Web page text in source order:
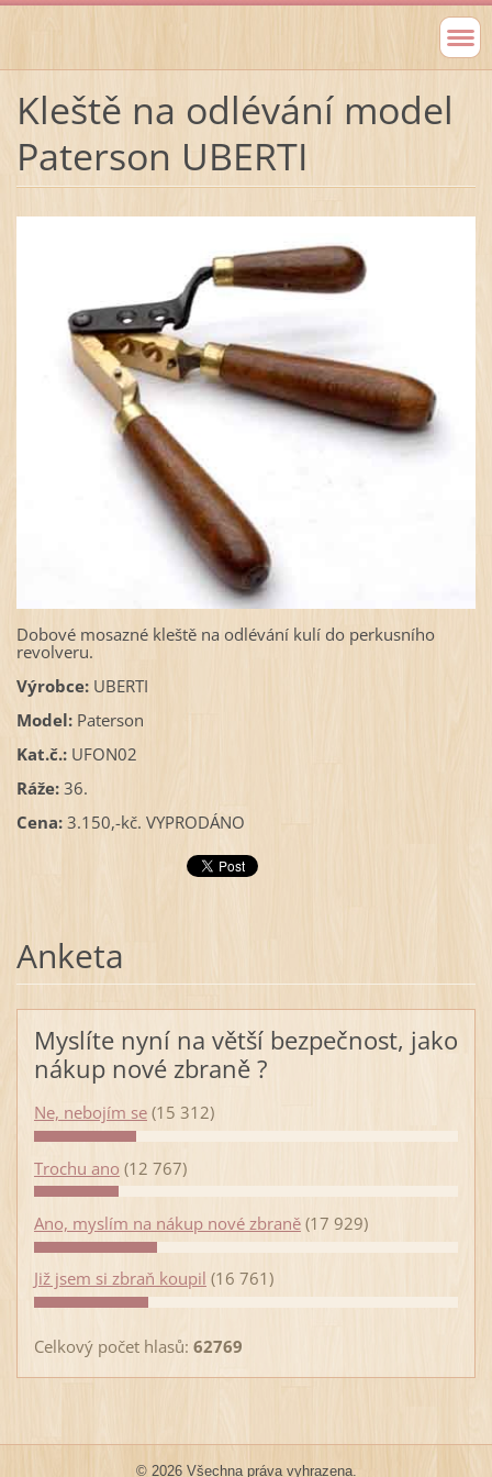
Kleště na odlévání model
Paterson UBERTI
Dobové mosazné kleště na odlévání kulí do perkusního
revolveru.
Výrobce:UBERTI
Model:Paterson
Kat.č.:UFON02
Ráže:36.
Cena:3.150,-kč. VYPRODÁNO
Anketa
Myslíte nyní na větší bezpečnost, jako
nákup nové zbraně ?
Ne, nebojím se (15 312)
Trochu ano (12 767)
Ano, myslím na nákup nové zbraně (17 929)
Již jsem si zbraň koupil (16 761)
Celkový počet hlasů: 62769
© 2026 Všechna práva vyhrazena.